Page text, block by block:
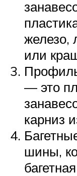
железо,
или
— это
карниз
шины,